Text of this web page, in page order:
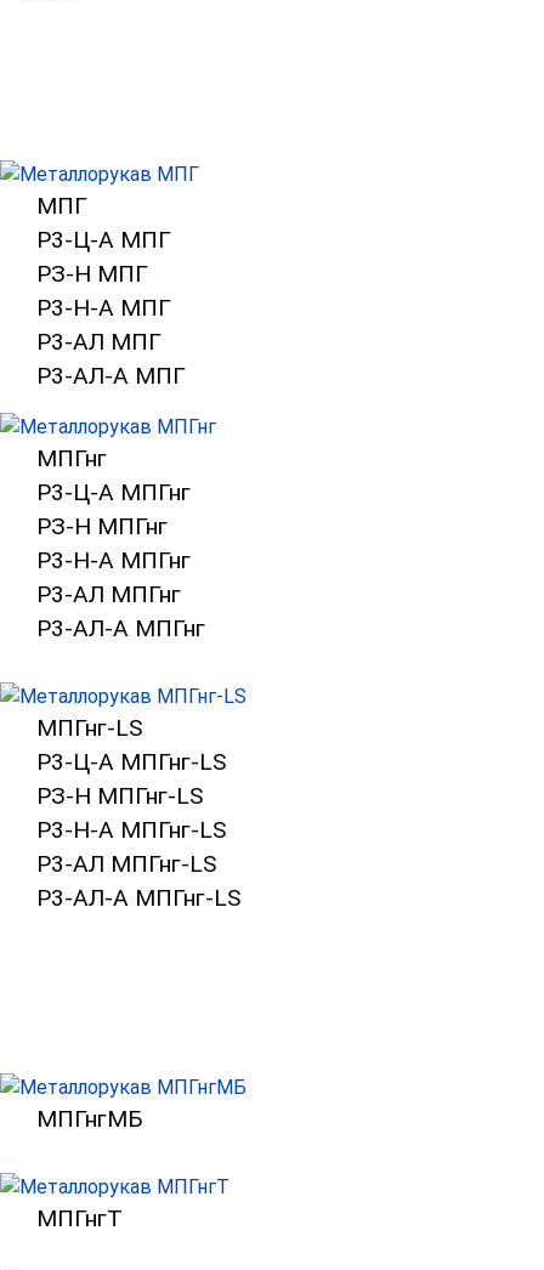
Металлорукав в ПВХ изоляции МПГ
МПГ
Р3-Ц-А МПГ
РЗ-Н МПГ
Р3-Н-А МПГ
Р3-АЛ МПГ
Р3-АЛ-А МПГ
Металлорукав в ПВХ изоляции
МПГнг
Р3-Ц-А МПГнг
РЗ-Н МПГнг
Р3-Н-А МПГнг
Р3-АЛ МПГнг
Р3-АЛ-А МПГнг
Металлорукав герметичный в ПВХ
МПГнг-LS
Р3-Ц-А МПГнг-LS
РЗ-Н МПГнг-LS
Р3-Н-А МПГнг-LS
Р3-АЛ МПГнг-LS
Р3-АЛ-А МПГнг-LS
Металлорукав герметичный в ПВХ
МПГнгМБ
Металлорукав герметичный в ПВХ
МПГнгТ